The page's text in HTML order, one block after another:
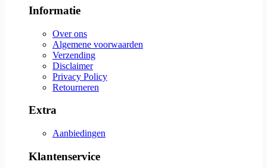
Informatie
Over ons
Algemene voorwaarden
Verzending
Disclaimer
Privacy Policy
Retourneren
Extra
Aanbiedingen
Klantenservice